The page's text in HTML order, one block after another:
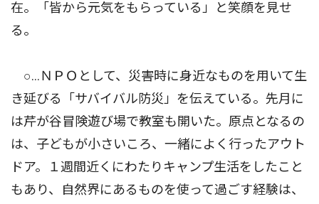
在。「皆から元気をもらっている」と笑顔を見せ
る。
○…ＮＰＯとして、災害時に身近なものを用いて生
き延びる「サバイバル防災」を伝えている。先月に
は芹が谷冒険遊び場で教室も開いた。原点となるの
は、子どもが小さいころ、一緒によく行ったアウト
ドア。１週間近くにわたりキャンプ生活をしたこと
もあり、自然界にあるものを使って過ごす経験は、